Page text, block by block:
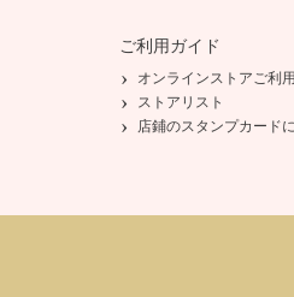
ご利用ガイド
オンラインストアご利
ストアリスト
店鋪のスタンプカード